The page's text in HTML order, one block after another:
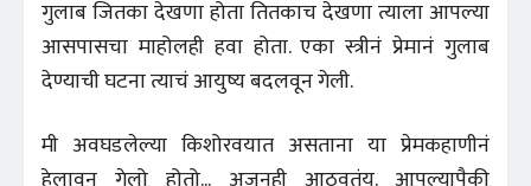
गुलाब जितका देखणा होता तितकाच देखणा त्याला आपल्या
आसपासचा माहोलही हवा होता. एका स्त्रीनं प्रेमानं गुलाब
देण्याची घटना त्याचं आयुष्य बदलवून गेली.
मी अवघडलेल्या किशोरवयात असताना या प्रेमकहाणीनं